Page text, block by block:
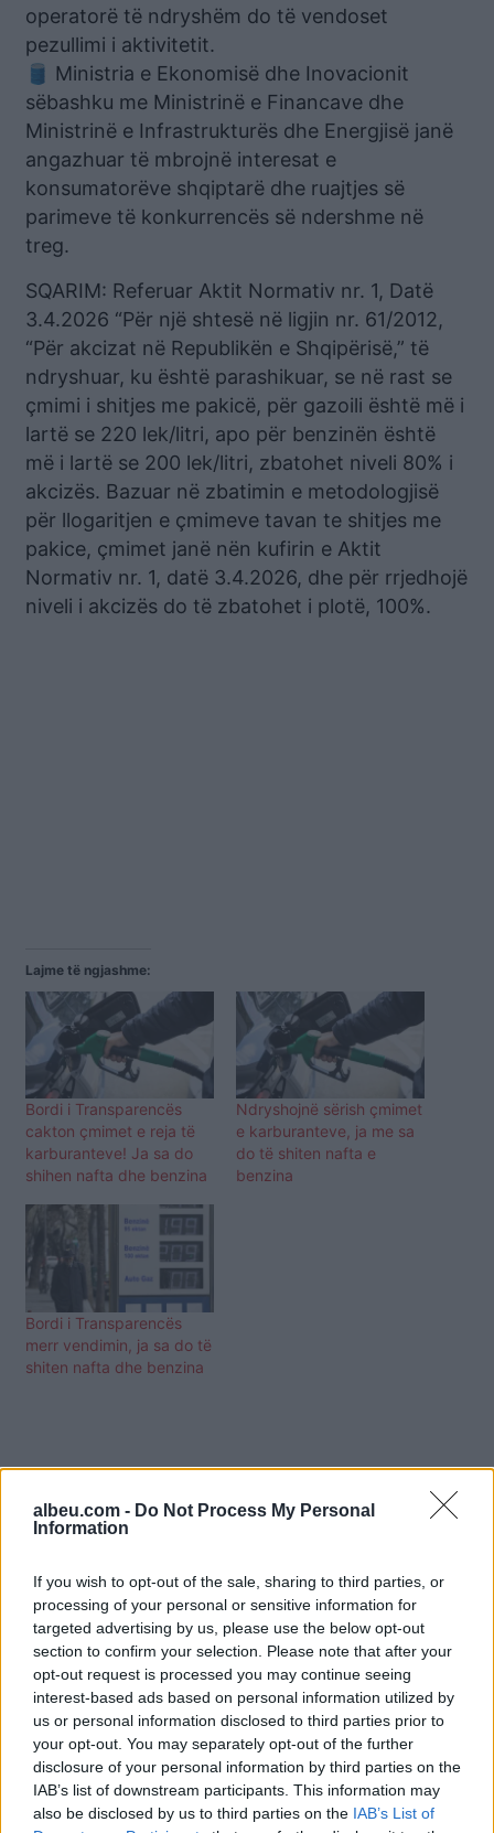
albeu.com - Do Not Process My Personal
Information
If you wish to opt-out of the sale, sharing to third parties, or
processing of your personal or sensitive information for
targeted advertising by us, please use the below opt-out
section to confirm your selection. Please note that after your
opt-out request is processed you may continue seeing
interest-based ads based on personal information utilized by
us or personal information disclosed to third parties prior to
your opt-out. You may separately opt-out of the further
disclosure of your personal information by third parties on the
IAB’s list of downstream participants. This information may
also be disclosed by us to third parties on the IAB’s List of
operatorë të ndryshëm do të vendoset
pezullimi i aktivitetit.
🛢️ Ministria e Ekonomisë dhe Inovacionit
sëbashku me Ministrinë e Financave dhe
Ministrinë e Infrastrukturës dhe Energjisë janë
angazhuar të mbrojnë interesat e
konsumatorëve shqiptarë dhe ruajtjes së
parimeve të konkurrencës së ndershme në
treg.
SQARIM: Referuar Aktit Normativ nr. 1, Datë
3.4.2026 “Për një shtesë në ligjin nr. 61/2012,
“Për akcizat në Republikën e Shqipërisë,” të
ndryshuar, ku është parashikuar, se në rast se
çmimi i shitjes me pakicë, për gazoili është më i
lartë se 220 lek/litri, apo për benzinën është
më i lartë se 200 lek/litri, zbatohet niveli 80% i
akcizës. Bazuar në zbatimin e metodologjisë
për llogaritjen e çmimeve tavan te shitjes me
pakice, çmimet janë nën kufirin e Aktit
Normativ nr. 1, datë 3.4.2026, dhe për rrjedhojë
niveli i akcizës do të zbatohet i plotë, 100%.
Lajme të ngjashme:
Bordi i Transparencës
cakton çmimet e reja të
karburanteve! Ja sa do
shihen nafta dhe benzina
Ndryshojnë sërish çmimet
e karburanteve, ja me sa
do të shiten nafta e
benzina
Bordi i Transparencës
merr vendimin, ja sa do të
shiten nafta dhe benzina
Shtuarmë20.05.2026 16:35
Tags:
bordi i transparences , Nafta